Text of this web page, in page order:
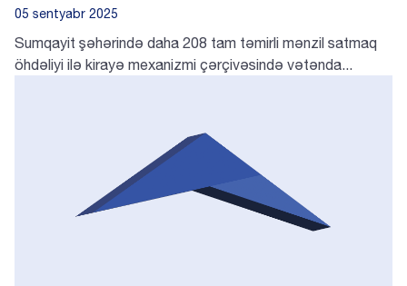
AZ EN
05 sentyabr 2025
Sumqayit şəhərində daha 208 tam təmirli mənzil satmaq
öhdəliyi ilə kirayə mexanizmi çərçivəsində vətənda...